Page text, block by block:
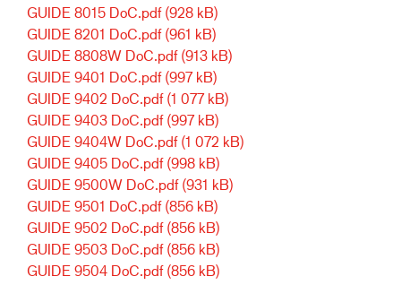
GUIDE 8015 DoC.pdf (928 kB)
GUIDE 8201 DoC.pdf (961 kB)
GUIDE 8808W DoC.pdf (913 kB)
GUIDE 9401 DoC.pdf (997 kB)
GUIDE 9402 DoC.pdf (1 077 kB)
GUIDE 9403 DoC.pdf (997 kB)
GUIDE 9404W DoC.pdf (1 072 kB)
GUIDE 9405 DoC.pdf (998 kB)
GUIDE 9500W DoC.pdf (931 kB)
GUIDE 9501 DoC.pdf (856 kB)
GUIDE 9502 DoC.pdf (856 kB)
GUIDE 9503 DoC.pdf (856 kB)
GUIDE 9504 DoC.pdf (856 kB)